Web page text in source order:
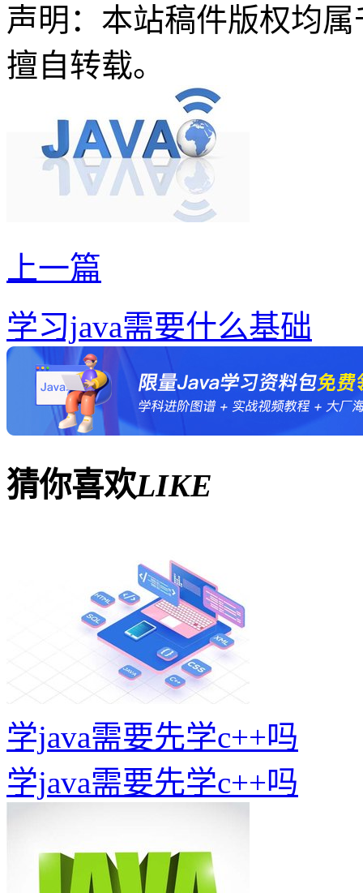
声明：本站稿件版权均
擅自转载。
上一篇
学习java需要什么基础
猜你喜欢LIKE
学java需要先学c++吗
学java需要先学c++吗